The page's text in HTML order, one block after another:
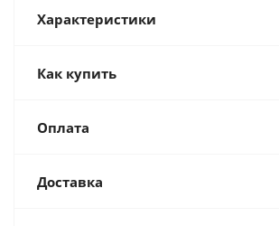
Характеристики
Как купить
Оплата
Доставка